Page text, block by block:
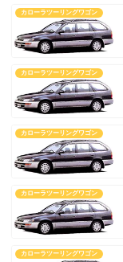
カローラツーリングワゴン
カローラツーリングワゴン
カローラツーリングワゴン
カローラツーリングワゴン
カローラツーリングワゴン